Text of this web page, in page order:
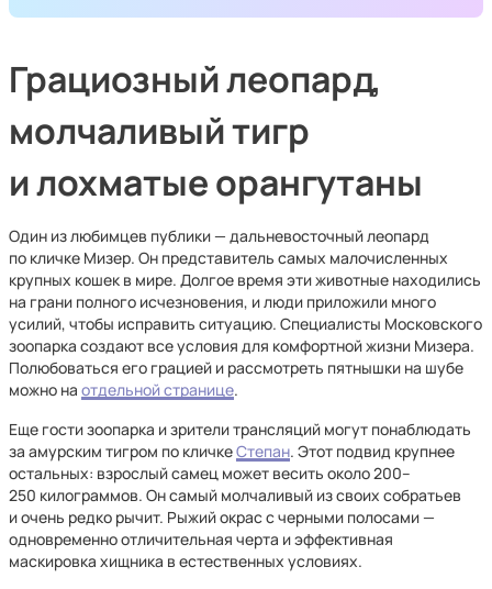
Грациозный леопард,
молчаливый тигр
и лохматые орангутаны
Один из любимцев публики — дальневосточный леопард
по кличке Мизер. Он представитель самых малочисленных
крупных кошек в мире. Долгое время эти животные находились
на грани полного исчезновения, и люди приложили много
усилий, чтобы исправить ситуацию. Специалисты Московского
зоопарка создают все условия для комфортной жизни Мизера.
Полюбоваться его грацией и рассмотреть пятнышки на шубе
можно на отдельной странице.
Еще гости зоопарка и зрители трансляций могут понаблюдать
за амурским тигром по кличкеСтепан. Этот подвид крупнее
остальных: взрослый самец может весить около 200–
250 килограммов. Он самый молчаливый из своих собратьев
и очень редко рычит. Рыжий окрас с черными полосами —
одновременно отличительная черта и эффективная
маскировка хищника в естественных условиях.